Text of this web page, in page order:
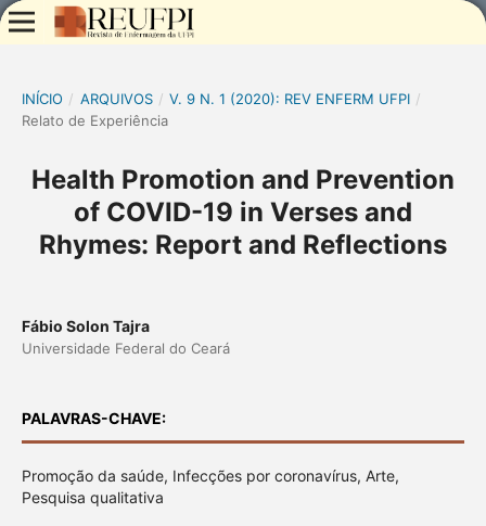
INÍCIO / ARQUIVOS / V. 9 N. 1 (2020): REV ENFERM UFPI /
Relato de Experiência
Health Promotion and Prevention
of COVID-19 in Verses and
Rhymes: Report and Reflections
Fábio Solon Tajra
Universidade Federal do Ceará
PALAVRAS-CHAVE:
Promoção da saúde, Infecções por coronavírus, Arte,
Pesquisa qualitativa